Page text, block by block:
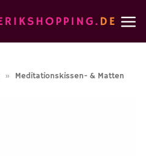
» Meditationskissen- & Matten